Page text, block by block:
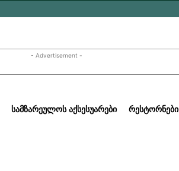
- Advertisement -
ᲡᲐᲛᲖᲐᲠᲔᲣᲚᲝᲡ ᲐᲥᲡᲔᲡᲣᲐᲠᲔᲑᲘ ᲠᲔᲡᲢᲝᲠᲜᲔᲑᲘ